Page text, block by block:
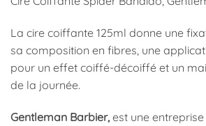
La cire coiffante 125ml donne une
sa composition en fibres, une
pour un effet coiffé-décoiffé et un
de la journée.
Gentleman Barbier, est une